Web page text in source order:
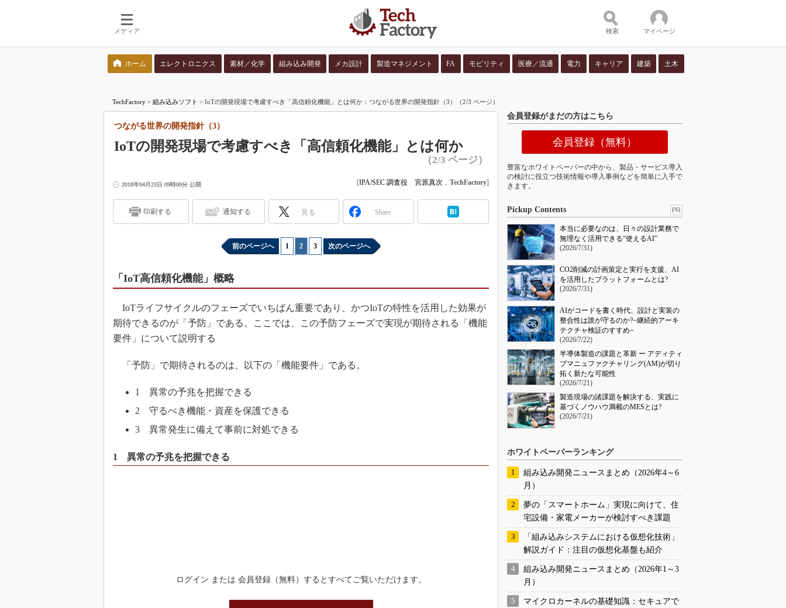
メディア 検索 マイページ
ホーム エレクトロニクス 素材／化学 組み込み開発 メカ設計 製造マネジメント FA モビリティ 医療／流通 電力 キャリア 建築 土木
TechFactory > 組み込みソフト > IoTの開発現場で考慮すべき「高信頼化機能」とは何か：つながる世界の開発指針（3）（2/3 ページ）
IoTの開発現場で考慮すべき「高信頼化機能」とは何か
つながる世界の開発指針（3）
（2/3 ページ）
2018年04月23日 09時00分 公開 [IPA/SEC 調査役 宮原真次 ， TechFactory]
印刷する 通知する 見る Share
前のページへ 1 2 3 次のページへ
「IoT高信頼化機能」概略
IoTライフサイクルのフェーズでいちばん重要であり、かつIoTの特性を活用した効果が
期待できるのが「予防」である。ここでは、この予防フェーズで実現が期待される「機能
要件」について説明する
「予防」で期待されるのは、以下の「機能要件」である。
1 異常の予兆を把握できる
2 守るべき機能・資産を保護できる
3 異常発生に備えて事前に対処できる
1 異常の予兆を把握できる
ログイン または 会員登録（無料）するとすべてご覧いただけます。
会員登録がまだの方はこちら
会員登録（無料）
豊富なホワイトペーパーの中から、製品・サービス導入
の検討に役立つ技術情報や導入事例などを簡単に入手で
きます。
Pickup Contents PR
本当に必要なのは、日々の設計業務で
無理なく活用できる“使えるAI”
(2026/7/31)
CO2削減の計画策定と実行を支援、AI
を活用したプラットフォームとは?
(2026/7/31)
AIがコードを書く時代、設計と実装の
整合性は誰が守るのか?~継続的アーキ
テクチャ検証のすすめ~
(2026/7/22)
半導体製造の課題と革新 ー アディティ
ブマニュファクチャリング(AM)が切り
拓く新たな可能性
(2026/7/21)
製造現場の諸課題を解決する、実践に
基づくノウハウ満載のMESとは?
(2026/7/21)
ホワイトペーパーランキング
組み込み開発ニュースまとめ（2026年4～6
月）
夢の「スマートホーム」実現に向けて、住
宅設備・家電メーカーが検討すべき課題
「組み込みシステムにおける仮想化技術」
解説ガイド：注目の仮想化基盤も紹介
組み込み開発ニュースまとめ（2026年1～3
月）
マイクロカーネルの基礎知識：セキュアで